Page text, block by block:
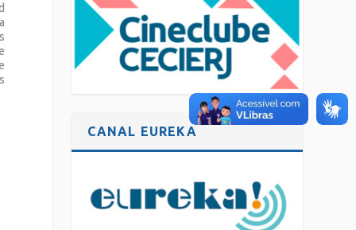
CANAL EUREKA